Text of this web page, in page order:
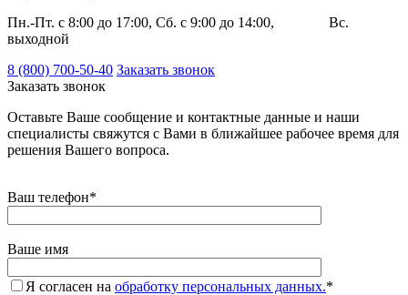
Пн.-Пт. с 8:00 до 17:00, Сб. с 9:00 до 14:00, Вс.
выходной
8 (800) 700-50-40 Заказать звонок
Заказать звонок
Оставьте Ваше сообщение и контактные данные и наши
специалисты свяжутся с Вами в ближайшее рабочее время для
решения Вашего вопроса.
Ваш телефон*
Ваше имя
Я согласен на обработку персональных данных.*